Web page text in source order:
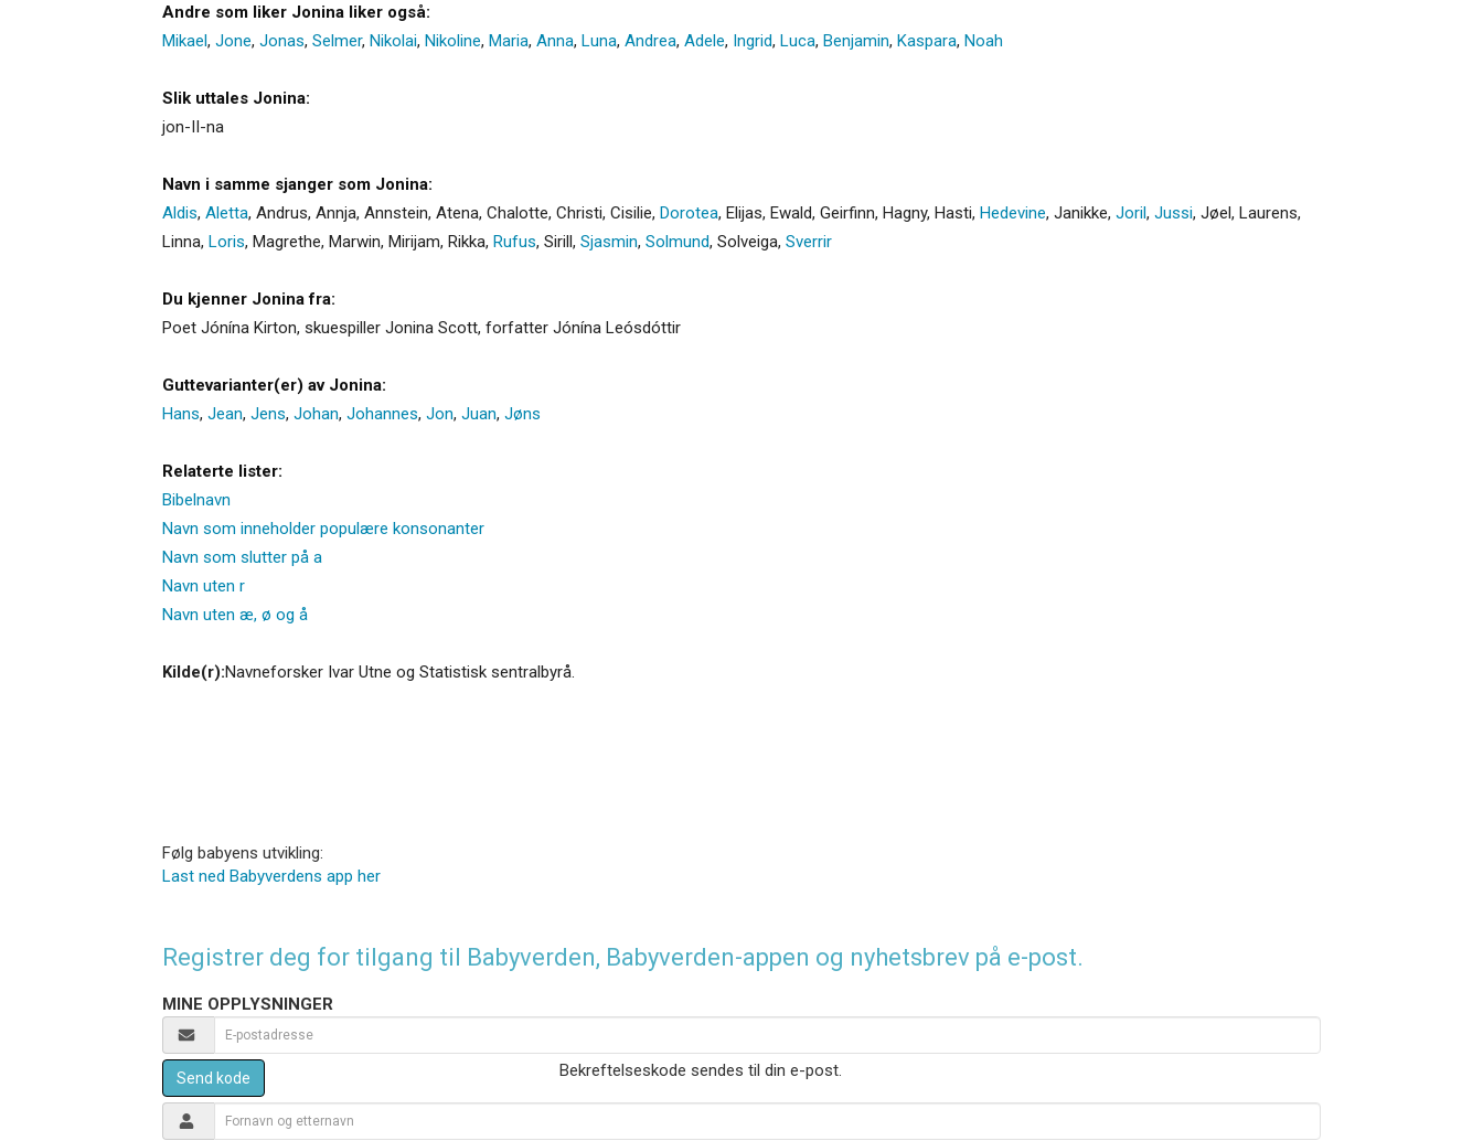
Andre som liker Jonina liker også:
Mikael, Jone, Jonas, Selmer, Nikolai, Nikoline, Maria, Anna, Luna, Andrea, Adele, Ingrid, Luca, Benjamin, Kaspara, Noah
Slik uttales Jonina:
jon-II-na
Navn i samme sjanger som Jonina:
Aldis, Aletta, Andrus, Annja, Annstein, Atena, Chalotte, Christi, Cisilie, Dorotea, Elijas, Ewald, Geirfinn, Hagny, Hasti, Hedevine, Janikke, Joril, Jussi, Jøel, Laurens,
Linna, Loris, Magrethe, Marwin, Mirijam, Rikka, Rufus, Sirill, Sjasmin, Solmund, Solveiga, Sverrir
Du kjenner Jonina fra:
Poet Jónína Kirton, skuespiller Jonina Scott, forfatter Jónína Leósdóttir
Guttevarianter(er) av Jonina:
Hans, Jean, Jens, Johan, Johannes, Jon, Juan, Jøns
Relaterte lister:
Bibelnavn
Navn som inneholder populære konsonanter
Navn som slutter på a
Navn uten r
Navn uten æ, ø og å
Kilde(r):Navneforsker Ivar Utne og Statistisk sentralbyrå.
Følg babyens utvikling:
Last ned Babyverdens app her
Registrer deg for tilgang til Babyverden, Babyverden-appen og nyhetsbrev på e-post.
MINE OPPLYSNINGER
Send kode Bekreftelseskode sendes til din e-post.